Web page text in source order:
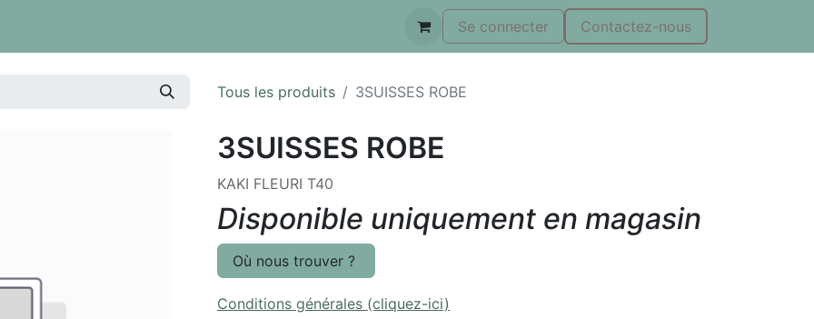
Se connecter Contactez-nous
Tous les produits 3SUISSES ROBE
3SUISSES ROBE
KAKI FLEURI T40
Disponible uniquement en magasin
Où nous trouver ?
Conditions générales (cliquez-ici)